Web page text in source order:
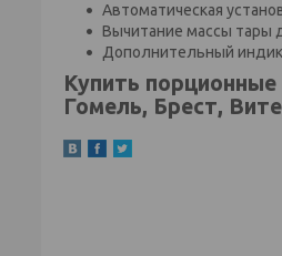
Автоматическая
Вычитание массы тары
Дополнительный
Купить
Гомель, Брест,